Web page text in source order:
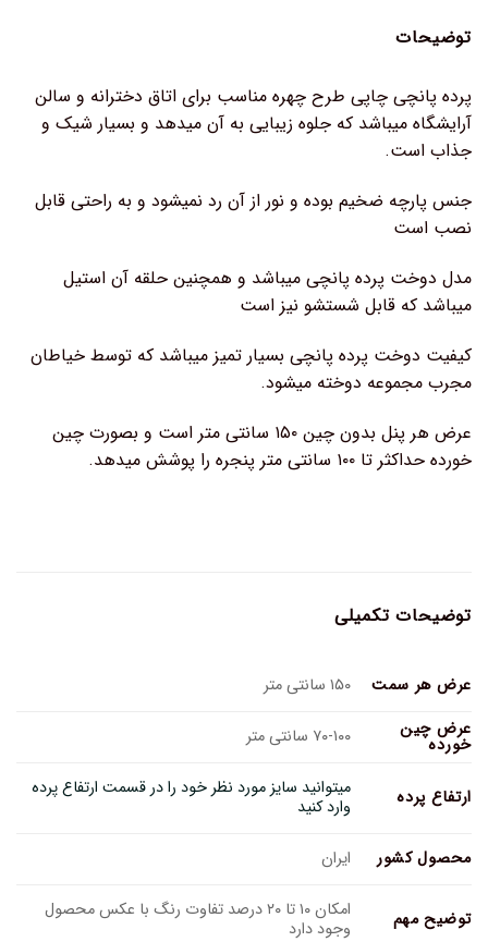
توضیحات
پرده پانچی چاپی طرح چهره مناسب برای اتاق دخترانه و سالن
آرایشگاه میباشد که جلوه زیبایی به آن میدهد و بسیار شیک و
جذاب است.
جنس پارچه ضخیم بوده و نور از آن رد نمیشود و به راحتی قابل
نصب است
مدل دوخت پرده پانچی میباشد و همچنین حلقه آن استیل
میباشد که قابل شستشو نیز است
کیفیت دوخت پرده پانچی بسیار تمیز میباشد که توسط خیاطان
مجرب مجموعه دوخته میشود.
عرض هر پنل بدون چین ۱۵۰ سانتی متر است و بصورت چین
خورده حداکثر تا ۱۰۰ سانتی متر پنجره را پوشش میدهد.
توضیحات تکمیلی
عرض هر سمت
۱۵۰ سانتی متر
عرض چین
خورده ۷۰-۱۰۰ سانتی متر
ارتفاع پرده میتوانید سایز مورد نظر خود را در قسمت ارتفاع پرده
وارد کنید
محصول کشور ایران
توضیح مهم امکان ۱۰ تا ۲۰ درصد تفاوت رنگ با عکس محصول
وجود دارد